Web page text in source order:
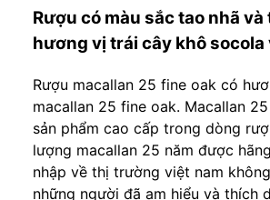
Rượu có màu sắc tao nhã
hương vị trái cây khô socola
Rượu macallan 25 fine oak có
macallan 25 fine oak. Macallan
sản phẩm cao cấp trong dòng
lượng macallan 25 năm được
nhập về thị trường việt nam
những người đã am hiểu và thích